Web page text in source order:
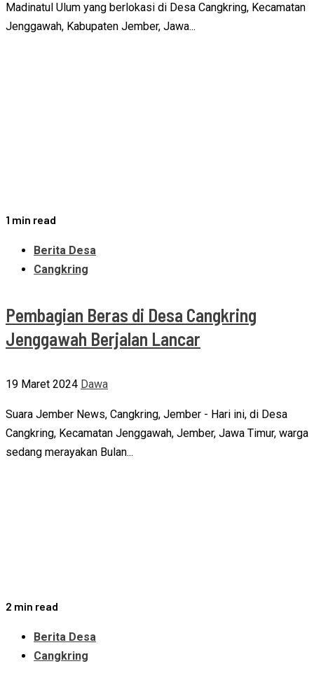
Madinatul Ulum yang berlokasi di Desa Cangkring, Kecamatan
Jenggawah, Kabupaten Jember, Jawa...
1 min read
Berita Desa
Cangkring
Pembagian Beras di Desa Cangkring
Jenggawah Berjalan Lancar
19 Maret 2024 Dawa
Suara Jember News, Cangkring, Jember - Hari ini, di Desa
Cangkring, Kecamatan Jenggawah, Jember, Jawa Timur, warga
sedang merayakan Bulan...
2 min read
Berita Desa
Cangkring